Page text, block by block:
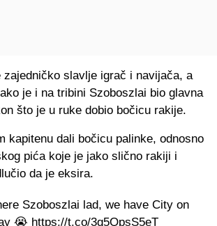
zajedničko slavlje igrač i navijača, a
je i na tribini Szoboszlai bio glavna
što je u ruke dobio bočicu rakije.
kapitenu dali bočicu palinke, odnosno
pića koje je jako slično rakiji i
da je eksira.
Szoboszlai lad, we have City on
😭 https://t.co/3q5QpsS5eT